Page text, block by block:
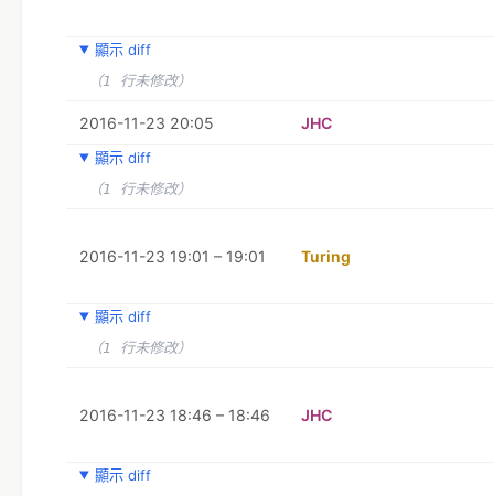
顯示 diff
（1 行未修改）
2016-11-23 20:05 JHC
顯示 diff
（1 行未修改）
2016-11-23 19:01 – 19:01 Turing
顯示 diff
（1 行未修改）
2016-11-23 18:46 – 18:46 JHC
顯示 diff